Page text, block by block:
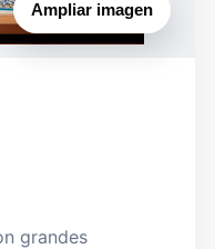
Ampliar imagen
grandes